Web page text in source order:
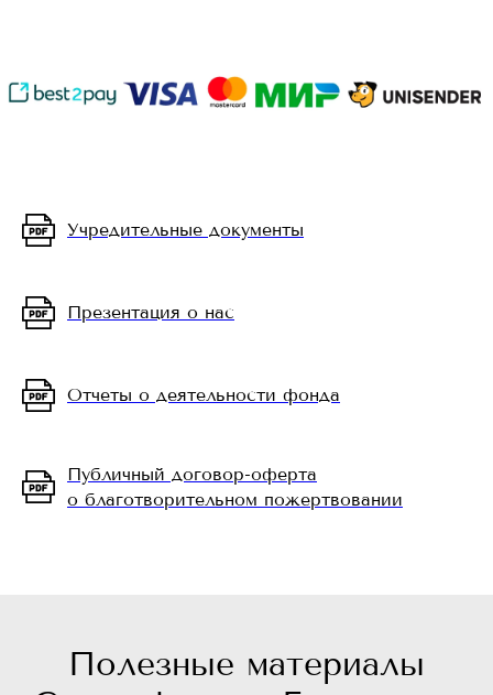
Учредительные документы
Презентация о нас
Отчеты о деятельности фонда
Публичный договор-оферта
о благотворительном пожертвовании
Полезные материалы